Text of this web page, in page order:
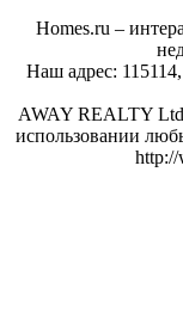
Homes.ru –
Наш адрес:
AWAY REALTY
использовании
http://